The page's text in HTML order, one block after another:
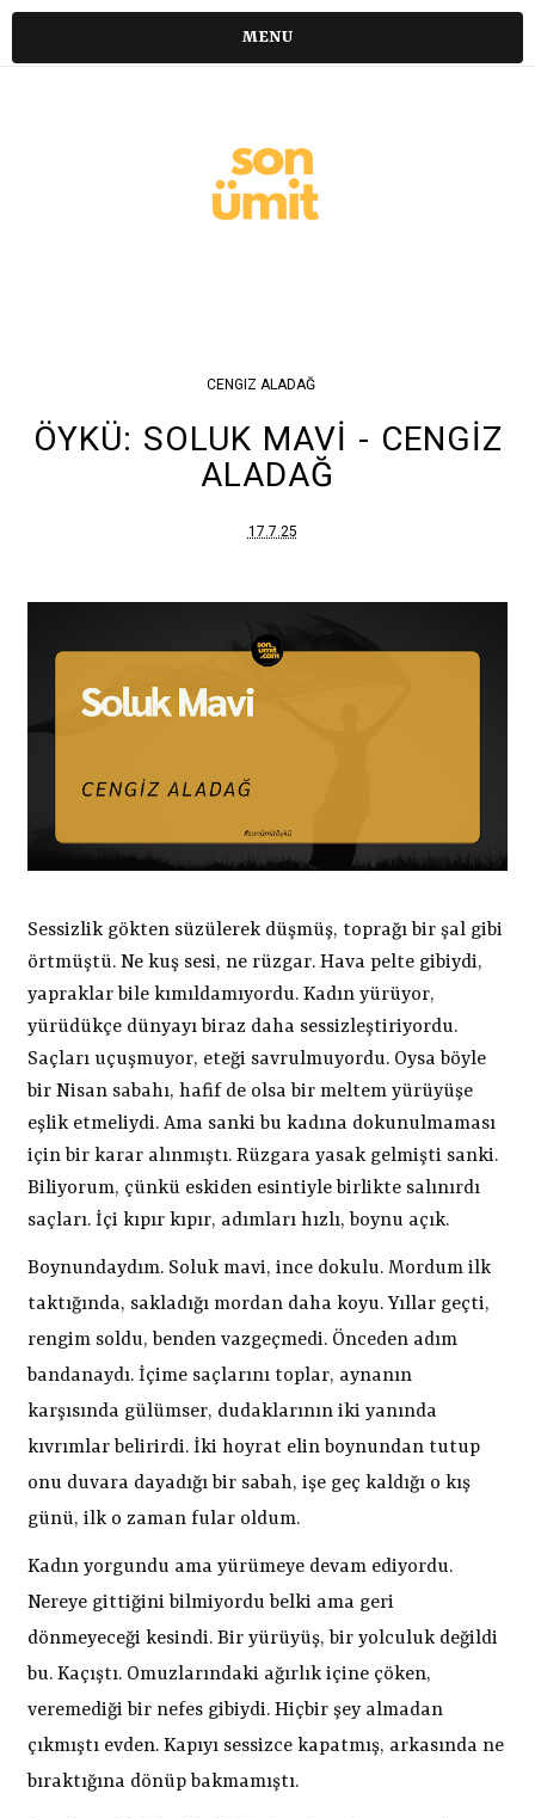
MENU
CENGIZ ALADAĞ
ÖYKÜ: SOLUK MAVİ - CENGİZ
ALADAĞ
17.7.25
Sessizlik gökten süzülerek düşmüş, toprağı bir şal gibi
örtmüştü. Ne kuş sesi, ne rüzgar. Hava pelte gibiydi,
yapraklar bile kımıldamıyordu. Kadın yürüyor,
yürüdükçe dünyayı biraz daha sessizleştiriyordu.
Saçları uçuşmuyor, eteği savrulmuyordu. Oysa böyle
bir Nisan sabahı, hafif de olsa bir meltem yürüyüşe
eşlik etmeliydi. Ama sanki bu kadına dokunulmaması
için bir karar alınmıştı. Rüzgara yasak gelmişti sanki.
Biliyorum, çünkü eskiden esintiyle birlikte salınırdı
saçları. İçi kıpır kıpır, adımları hızlı, boynu açık.
Boynundaydım. Soluk mavi, ince dokulu. Mordum ilk
taktığında, sakladığı mordan daha koyu. Yıllar geçti,
rengim soldu, benden vazgeçmedi. Önceden adım
bandanaydı. İçime saçlarını toplar, aynanın
karşısında gülümser, dudaklarının iki yanında
kıvrımlar belirirdi. İki hoyrat elin boynundan tutup
onu duvara dayadığı bir sabah, işe geç kaldığı o kış
günü, ilk o zaman fular oldum.
Kadın yorgundu ama yürümeye devam ediyordu.
Nereye gittiğini bilmiyordu belki ama geri
dönmeyeceği kesindi. Bir yürüyüş, bir yolculuk değildi
bu. Kaçıştı. Omuzlarındaki ağırlık içine çöken,
veremediği bir nefes gibiydi. Hiçbir şey almadan
çıkmıştı evden. Kapıyı sessizce kapatmış, arkasında ne
bıraktığına dönüp bakmamıştı.